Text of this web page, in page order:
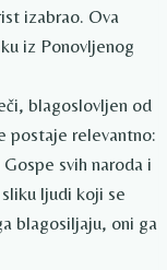
izabrao. Ova
iz Ponovljenog
blagoslovljen od
postaje relevantno:
svih naroda i
ljudi koji se
blagosiljaju, oni ga